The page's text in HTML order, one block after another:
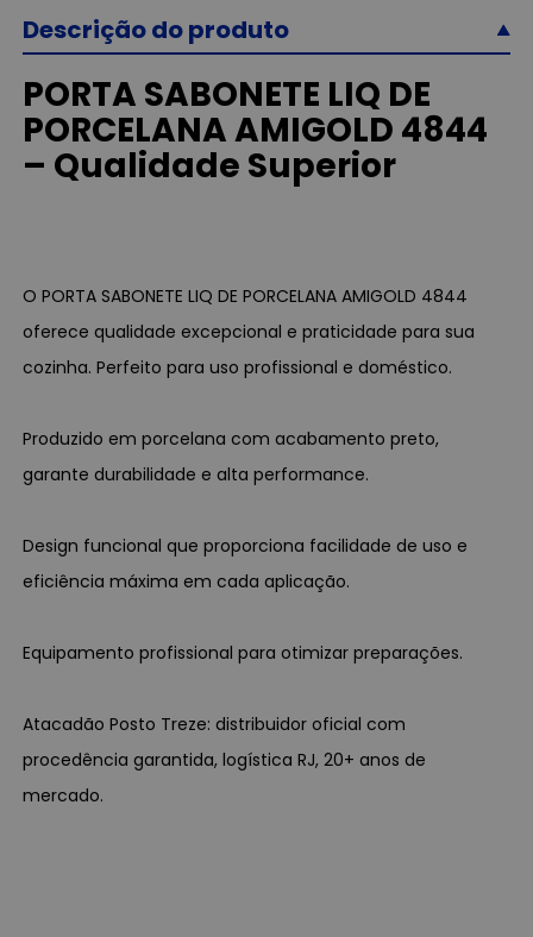
Descrição do produto
PORTA SABONETE LIQ DE
PORCELANA AMIGOLD 4844
– Qualidade Superior
O PORTA SABONETE LIQ DE PORCELANA AMIGOLD 4844
oferece qualidade excepcional e praticidade para sua
cozinha. Perfeito para uso profissional e doméstico.
Produzido em porcelana com acabamento preto,
garante durabilidade e alta performance.
Design funcional que proporciona facilidade de uso e
eficiência máxima em cada aplicação.
Equipamento profissional para otimizar preparações.
Atacadão Posto Treze: distribuidor oficial com
procedência garantida, logística RJ, 20+ anos de
mercado.